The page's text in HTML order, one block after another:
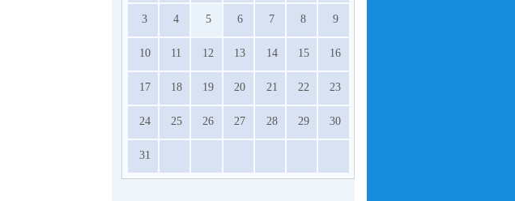
3 4 5 6 7 8 9
10 11 12 13 14 15 16
17 18 19 20 21 22 23
24 25 26 27 28 29 30
31